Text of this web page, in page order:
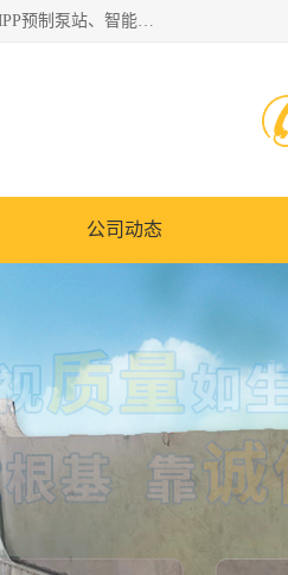
青岛铭源环保科技有限公司是一家专注于环保与智慧水务领域的先进科技企业，公司专注于云智能一体化HMPP预制泵站、智能截流井设备、调蓄池雨洪管理设备、水务循环利用、云智慧水务开发及新型环保技术研发等领域。
公司动态